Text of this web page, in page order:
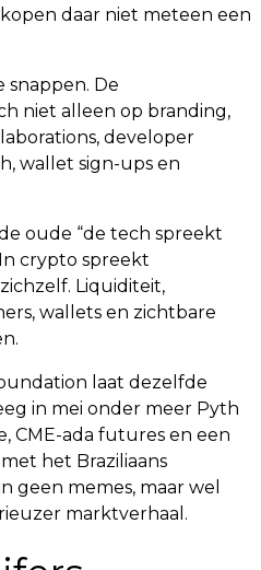
daar niet meteen een
De
niet alleen op branding,
developer
wallet sign-ups en
oude “de tech spreekt
crypto spreekt
Liquiditeit,
wallets en zichtbare
laat dezelfde
in mei onder meer Pyth
CME-ada futures en een
het Braziliaans
geen memes, maar wel
marktverhaal.